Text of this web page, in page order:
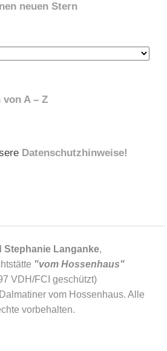
neuen Stern
A – Z
Datenschutzhinweise!
Stephanie Langanke,
"vom Hossenhaus"
VDH/FCI geschützt)
vom Hossenhaus. Alle
vorbehalten.